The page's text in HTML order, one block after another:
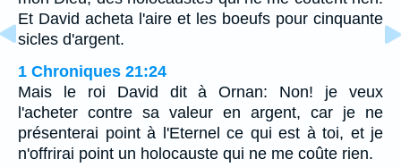
Et David acheta l'aire et les boeufs pour cinquante
sicles d'argent.
1 Chroniques 21:24
Mais le roi David dit à Ornan: Non! je veux
l'acheter contre sa valeur en argent, car je ne
présenterai point à l'Eternel ce qui est à toi, et je
n'offrirai point un holocauste qui ne me coûte rien.